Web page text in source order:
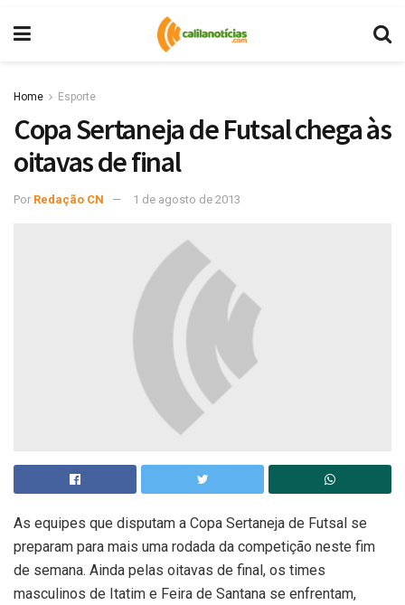
Home Esporte
Copa Sertaneja de Futsal chega às
oitavas de final
Por Redação CN 1 de agosto de 2013
As equipes que disputam a Copa Sertaneja de Futsal se
preparam para mais uma rodada da competição neste fim
de semana. Ainda pelas oitavas de final, os times
masculinos de Itatim e Feira de Santana se enfrentam,